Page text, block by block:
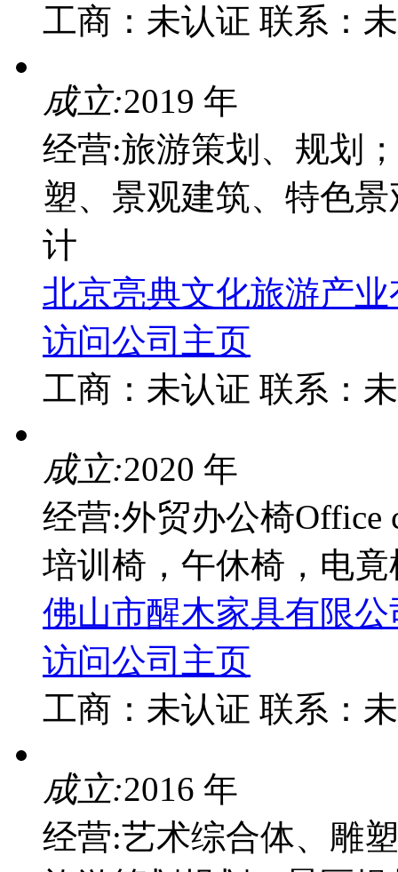
工商： 未认证 联系：
成立:2019 年
经营:旅游策划、规划
塑、景观建筑、特色
计
北京亮典文化旅游产
访问公司主页
工商： 未认证 联系：
成立:2020 年
经营:外贸办公椅Office
培训椅，午休椅，电
佛山市醒木家具有限公
访问公司主页
工商： 未认证 联系：
成立:2016 年
经营:艺术综合体、雕